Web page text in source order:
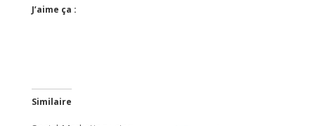
J’aime ça :
Similaire